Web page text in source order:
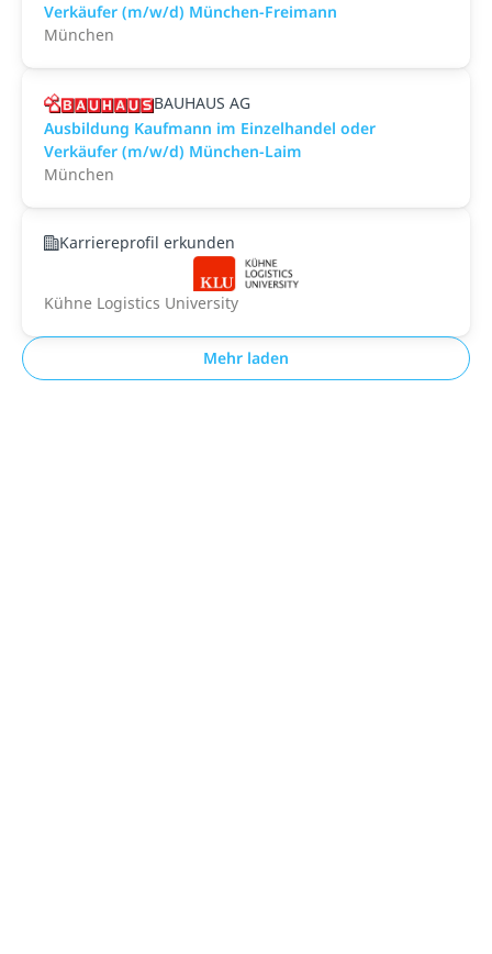
Verkäufer (m/w/d) München-Freimann
München
BAUHAUS AG
Ausbildung Kaufmann im Einzelhandel oder
Verkäufer (m/w/d) München-Laim
München
Karriereprofil erkunden
Kühne Logistics University
Mehr laden